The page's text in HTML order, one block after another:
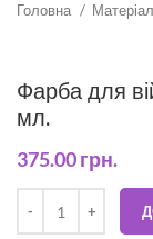
Головна
Фарба для
мл.
375.00грн.